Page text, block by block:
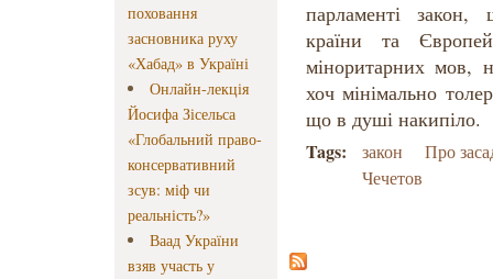
поховання
засновника руху
«Хабад» в Україні
Онлайн-лекція
Йосифа Зісельса
«Глобальний право-
консервативний
зсув: міф чи
реальність?»
Ваад України
взяв участь у
парламенті закон,
країни та
міноритарних мов,
хоч мінімально
що в душі накипіло.
Tags: закон
Про
Чечетов